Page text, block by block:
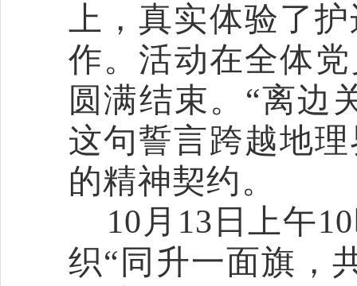
上，真实体验了
作。活动在全体
圆满结束。 “离边
这句誓言跨越地
的精神契约。
10月13日上午
织“同升一面旗，